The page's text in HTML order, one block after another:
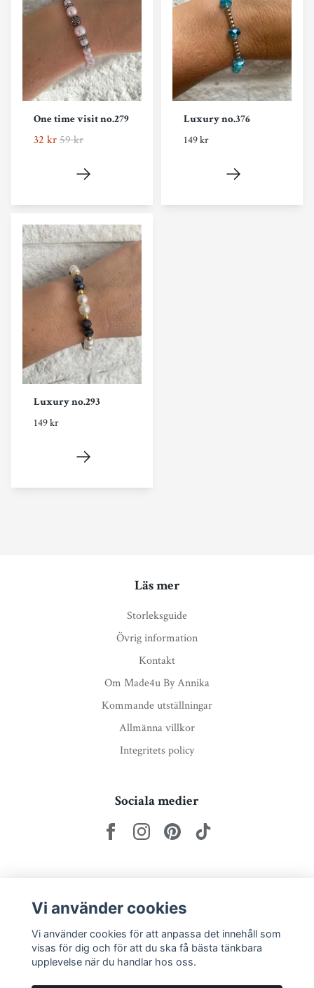
One time visit no.279
32 kr59 kr
Luxury no.376
149 kr
Luxury no.293
149 kr
Läs mer
Storleksguide
Övrig information
Kontakt
Om Made4u By Annika
Kommande utställningar
Allmänna villkor
Integritets policy
Sociala medier
Prenumerera
Vi använder cookies
Vi använder cookies för att anpassa det innehåll som
visas för dig och för att du ska få bästa tänkbara
upplevelse när du handlar hos oss.